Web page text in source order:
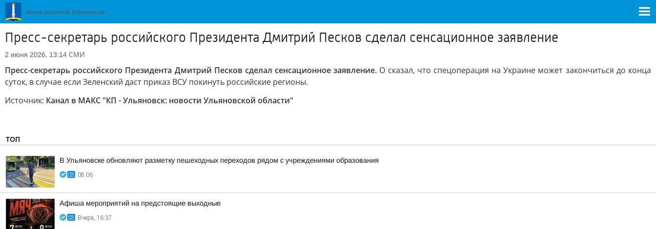
Пресс-секретарь российского Президента Дмитрий Песков сделал сенсационное заявление
2 июня 2026, 13:14 СМИ
Пресс-секретарь российского Президента Дмитрий Песков сделал сенсационное заявление. О сказал, что спецоперация на Украине может закончиться до конца
суток, в случае если Зеленский даст приказ ВСУ покинуть российские регионы.
Источник: Канал в МАКС "КП - Ульяновск: новости Ульяновской области"
ТОП
В Ульяновске обновляют разметку пешеходных переходов рядом с учреждениями образования
08:06
Афиша мероприятий на предстоящие выходные
Вчера, 16:37